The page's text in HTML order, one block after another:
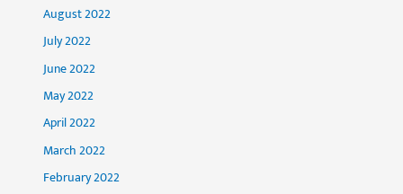
August 2022
July 2022
June 2022
May 2022
April 2022
March 2022
February 2022